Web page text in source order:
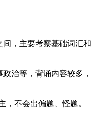
，主要考察基础词汇和
治等，背诵内容较多，
，不会出偏题、怪题。